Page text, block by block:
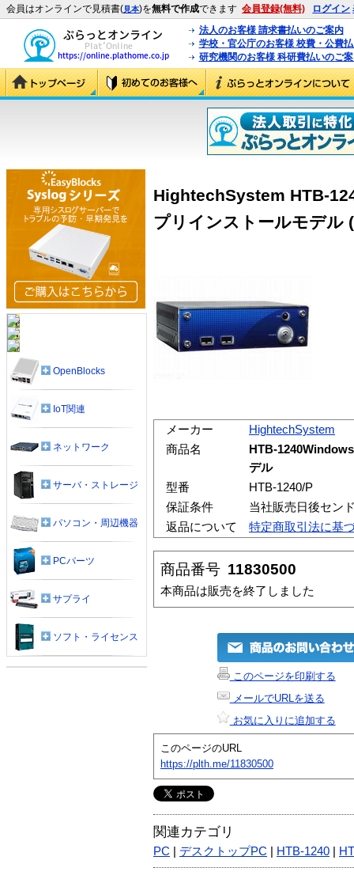
会員はオンラインで見積書(見本)を無料で作成できます 会員登録(無料) ログイン
法人のお客様 請求書払いのご案内
学校・官公庁のお客様 校費・公費
研究機関のお客様 科研費払いのご
HightechSystem HTB-
プリインストールモデル
メーカー
HightechSystem
商品名
HTB-
デル
型番
HTB-1240/P
保証条件
当社販売日後セン
返品について
特定商取引法に基
商品番号 11830500
本商品は販売を終了しました
このページを印刷する
メールでURLを送る
お気に入りに追加する
このページのURL
https://plth.me/11830500
関連カテゴリ
PC デスクトップPC HTB-1240
OpenBlocks
IoT関連
ネットワーク
サーバ・ストレージ
パソコン・周辺機器
PCパーツ
サプライ
ソフト・ライセンス